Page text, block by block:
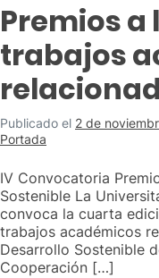
Premios a
trabajos
Publicado el 2 de
Portada
IV Convocatoria
Sostenible La
convoca la cuarta
trabajos académicos
Desarrollo Sostenible
Cooperación […]